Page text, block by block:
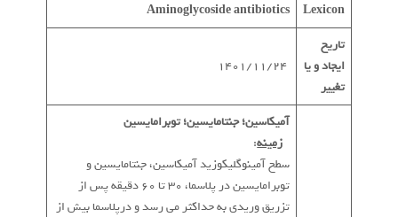
Lexicon
Aminoglycoside antibiotics
تاریخ
ایجاد و یا
تغییر
آمیکاسین؛ جنتامایسین؛ توبرامایسین
زمینه:
سطح آمینوگلیکوزید آمیکاسین، جنتامایسین و
توبرامایسین در پلاسما، 30 تا 60 دقیقه پس از
تزریق وریدی به حداکثر می رسد و درپلاسما بیش از